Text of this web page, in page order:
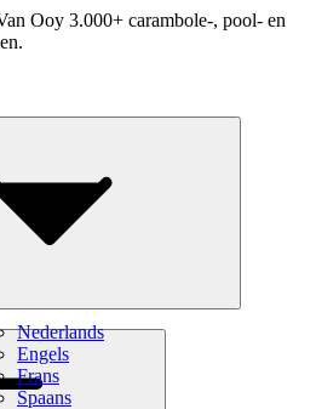
Ooy 3.000+ carambole-, pool- en
Nederlands
Engels
Frans
Spaans